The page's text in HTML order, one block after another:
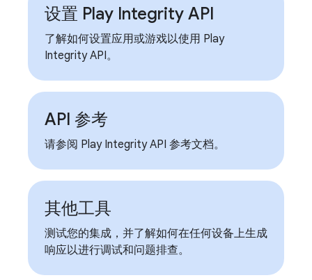
设置 Play Integrity API
了解如何设置应用或游戏以使用 Play
Integrity API。
API 参考
请参阅 Play Integrity API 参考文档。
其他工具
测试您的集成，并了解如何在任何设备上生成
响应以进行调试和问题排查。